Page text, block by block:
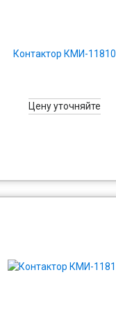
Контактор КМИ-11810
Цену уточняйте